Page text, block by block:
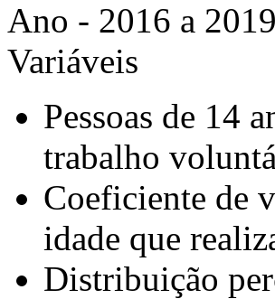
Ano - 2016 a
Variáveis
Pessoas de 14
trabalho
Coeficiente de
idade que
Distribuição